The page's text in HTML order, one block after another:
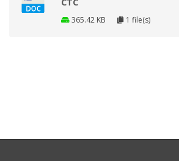
365.42 KB 1 file(s)